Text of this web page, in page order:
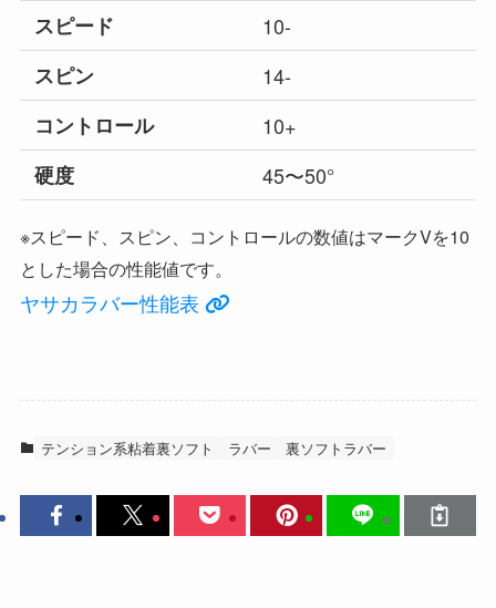
スピード
10-
スピン
14-
コントロール
10+
硬度
45〜50°
※スピード、スピン、コントロールの数値はマークVを10
とした場合の性能値です。
ヤサカラバー性能表
テンション系粘着裏ソフト ラバー 裏ソフトラバー